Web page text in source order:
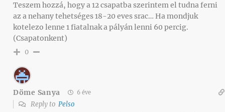
Teszem hozzá, hogy a 12 csapatba szerintem el tudna ferni
az a nehany tehetséges 18-20 eves srac… Ha mondjuk
kotelezo lenne 1 fiatalnak a pályán lenni 60 percig.
(Csapatonkent)
0
Döme Sanya 6 éve
Reply to Pelso